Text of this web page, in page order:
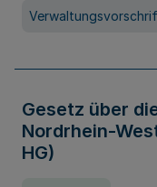
Gesetz über
Nordrhein-
HG)